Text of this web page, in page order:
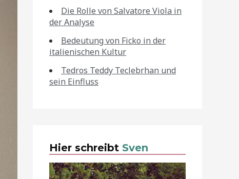
Die Rolle von Salvatore Viola in
der Analyse
Bedeutung von Ficko in der
italienischen Kultur
Tedros Teddy Teclebrhan und
sein Einfluss
Hier schreibt Sven